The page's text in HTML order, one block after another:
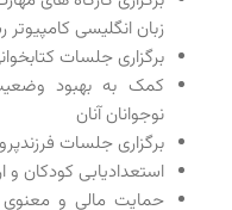
زبان انگلیسی
برگزاری جلسات
کمک به بهبود
نوجوانان آنان
برگزاری جلسات
استعدادیابی کودکان
حمایت مالی و معنوی